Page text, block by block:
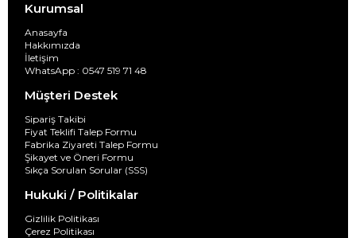
Kurumsal
Anasayfa
Hakkımızda
İletişim
WhatsApp : 0547 519 71 48
Müşteri Destek
Sipariş Takibi
Fiyat Teklifi Talep Formu
Fabrika Ziyareti Talep Formu
Şikayet ve Öneri Formu
Sıkça Sorulan Sorular (SSS)
Hukuki / Politikalar
Gizlilik Politikası
Çerez Politikası